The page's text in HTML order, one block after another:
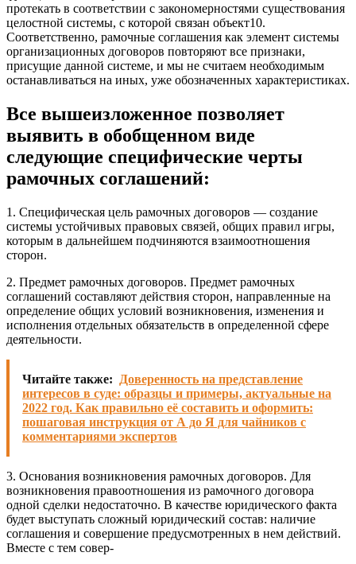
протекать в соответствии с закономерностями существования
целостной системы, с которой связан объект10.
Соответственно, рамочные соглашения как элемент системы
организационных договоров повторяют все признаки,
присущие данной системе, и мы не считаем необходимым
останавливаться на иных, уже обозначенных характеристиках.
Все вышеизложенное позволяет
выявить в обобщенном виде
следующие специфические черты
рамочных соглашений:
1. Специфическая цель рамочных договоров — создание
системы устойчивых правовых связей, общих правил игры,
которым в дальнейшем подчиняются взаимоотношения
сторон.
2. Предмет рамочных договоров. Предмет рамочных
соглашений составляют действия сторон, направленные на
определение общих условий возникновения, изменения и
исполнения отдельных обязательств в определенной сфере
деятельности.
Читайте также:
Доверенность на представление
интересов в суде: образцы и примеры, актуальные на
2022 год. Как правильно её составить и оформить:
пошаговая инструкция от А до Я для чайников с
комментариями экспертов
3. Основания возникновения рамочных договоров. Для
возникновения правоотношения из рамочного договора
одной сделки недостаточно. В качестве юридического факта
будет выступать сложный юридический состав: наличие
соглашения и совершение предусмотренных в нем действий.
Вместе с тем совер-